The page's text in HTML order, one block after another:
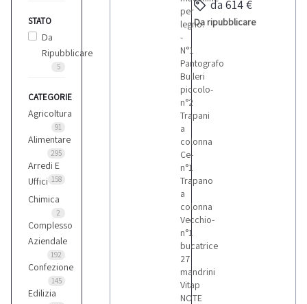
STATO
Da
Ripubblicare
5
CATEGORIE
Agricoltura
91
Alimentare
295
Arredi E
Uffici 158
Chimica
2
Complesso
Aziendale
192
Confezione
145
Edilizia
per
legno.
-
N°1
Pantografo
Bulleri
piccolo-
n°2
Trapani
a
colonna
Ce-
n°1
Trapano
a
colonna
Vecchio-
n°1
bucatrice
27
mandrini
Vitap
NOTE
da 614 €
Da ripubblicare